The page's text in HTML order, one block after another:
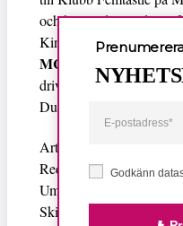
och belönades med pris
Kingsizegalan 2014. En
MC Melodee
drivkrafterna bakom det
Dutchess.
Artisterna kommer att
Redbull studion i
Umeå den 18-19 juli där
Skivan planeras att
Godkänn